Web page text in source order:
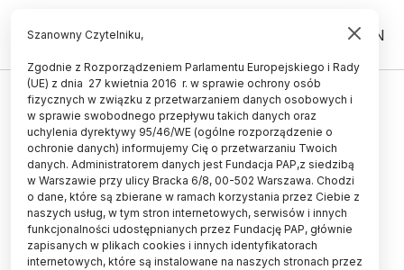
PL EN
ŚWIAT
Cyklon Freddy został oficjalnie
najdłuższym cyklonem w historii
pomiarów
03.07.2024
aktualizacja: 03.07.2024
2 minuty czytania
Szanowny Czytelniku,
Zgodnie z Rozporządzeniem Parlamentu Europejskiego i Rady
(UE) z dnia 27 kwietnia 2016 r. w sprawie ochrony osób
fizycznych w związku z przetwarzaniem danych osobowych i
w sprawie swobodnego przepływu takich danych oraz
uchylenia dyrektywy 95/46/WE (ogólne rozporządzenie o
ochronie danych) informujemy Cię o przetwarzaniu Twoich
danych. Administratorem danych jest Fundacja PAP,z siedzibą
w Warszawie przy ulicy Bracka 6/8, 00-502 Warszawa. Chodzi
o dane, które są zbierane w ramach korzystania przez Ciebie z
naszych usług, w tym stron internetowych, serwisów i innych
funkcjonalności udostępnianych przez Fundację PAP, głównie
zapisanych w plikach cookies i innych identyfikatorach
internetowych, które są instalowane na naszych stronach przez